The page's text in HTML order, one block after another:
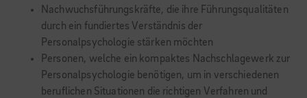
Nachwuchsführungskräfte, die ihre Führungsqualitäten
durch ein fundiertes Verständnis der
Personalpsychologie stärken möchten
Personen, welche ein kompaktes Nachschlagewerk zur
Personalpsychologie benötigen, um in verschiedenen
beruflichen Situationen die richtigen Verfahren und